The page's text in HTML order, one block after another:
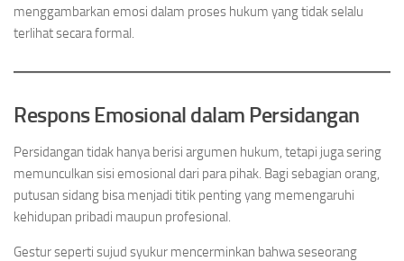
menggambarkan emosi dalam proses hukum yang tidak selalu
terlihat secara formal.
Respons Emosional dalam Persidangan
Persidangan tidak hanya berisi argumen hukum, tetapi juga sering
memunculkan sisi emosional dari para pihak. Bagi sebagian orang,
putusan sidang bisa menjadi titik penting yang memengaruhi
kehidupan pribadi maupun profesional.
Gestur seperti sujud syukur mencerminkan bahwa seseorang